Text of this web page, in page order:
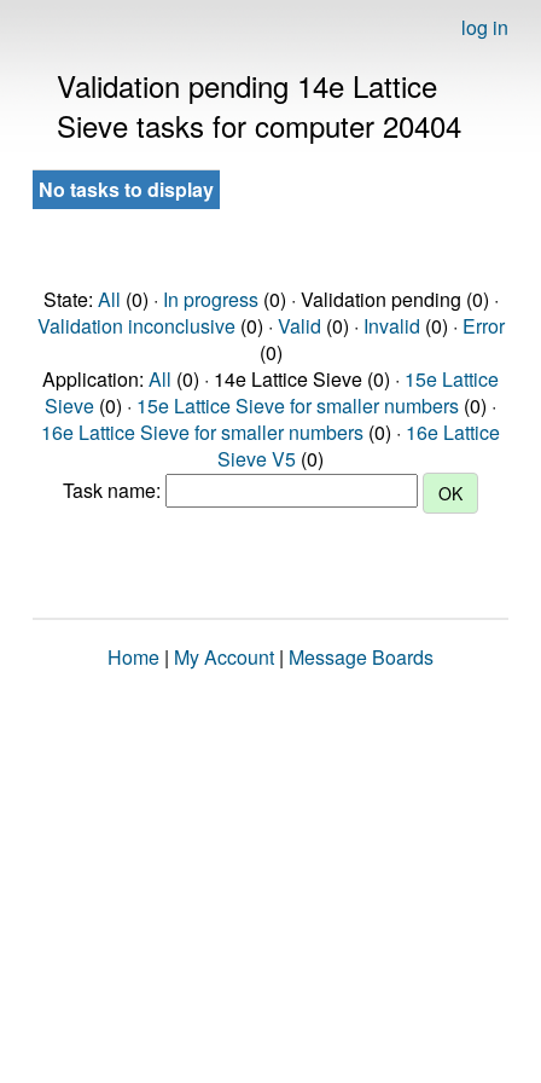
log in
Validation pending 14e Lattice
Sieve tasks for computer 20404
No tasks to display
State: All (0) · In progress(0) · Validation pending (0) ·
Validation inconclusive(0) · Valid (0) · Invalid (0) · Error
(0)
Application: All (0) · 14e Lattice Sieve (0) · 15e Lattice
Sieve (0) · 15e Lattice Sieve for smaller numbers (0) ·
16e Lattice Sieve for smaller numbers (0) · 16e Lattice
Sieve V5 (0)
Task name:
Home | My Account | Message Boards